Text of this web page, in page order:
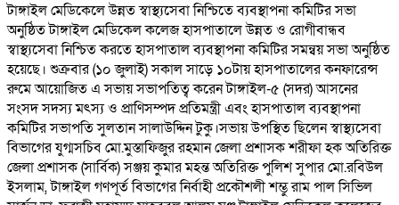
টাঙ্গাইল মেডিকেলে উন্নত স্বাস্থ্যসেবা নিশ্চিতে ব্যবস্থাপনা কমিটির সভা
অনুষ্ঠিত টাঙ্গাইল মেডিকেল কলেজ হাসপাতালে উন্নত ও রোগীবান্ধব
স্বাস্থ্যসেবা নিশ্চিত করতে হাসপাতাল ব্যবস্থাপনা কমিটির সমন্বয় সভা অনুষ্ঠিত
হয়েছে। শুক্রবার (১০ জুলাই) সকাল সাড়ে ১০টায় হাসপাতালের কনফারেন্স
রুমে আয়োজিত এ সভায় সভাপতিত্ব করেন টাঙ্গাইল-৫ (সদর) আসনের
সংসদ সদস্য মৎস্য ও প্রাণিসম্পদ প্রতিমন্ত্রী এবং হাসপাতাল ব্যবস্থাপনা
কমিটির সভাপতি সুলতান সালাউদ্দিন টুকু।সভায় উপস্থিত ছিলেন স্বাস্থ্যসেবা
বিভাগের যুগ্মসচিব মো.মুস্তাফিজুর রহমান জেলা প্রশাসক শরীফা হক অতিরিক্ত
জেলা প্রশাসক (সার্বিক) সঞ্জয় কুমার মহন্ত অতিরিক্ত পুলিশ সুপার মো.রবিউল
ইসলাম, টাঙ্গাইল গণপূর্ত বিভাগের নির্বাহী প্রকৌশলী শম্ভু রাম পাল সিভিল